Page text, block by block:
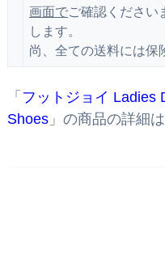
画面でご確認ください
します。
尚、全ての送料には保
「 フットジョイ Ladies
Shoes」の商品の詳細は